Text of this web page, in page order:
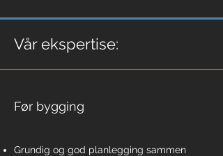
Vår ekspertise:
Før bygging
Grundig og god planlegging sammen